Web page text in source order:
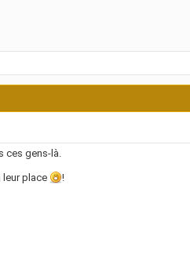
ces gens-là.
leur place !